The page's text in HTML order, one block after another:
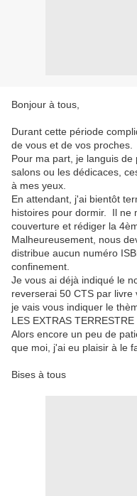
Bonjour à tous,
Durant cette période
de vous et de vos proches.
Pour ma part, je languis
salons ou les dédicaces,
à mes yeux.
En attendant, j'ai bientôt
histoires pour dormir. Il ne
couverture et rédiger la
Malheureusement, nous
distribue aucun numéro
confinement.
Je vous ai déjà indiqué le
reverserai 50 CTS par
je vais vous indiquer le
LES EXTRAS TERRESTRE
Alors encore un peu de
que moi, j'ai eu plaisir à le
Bises à tous